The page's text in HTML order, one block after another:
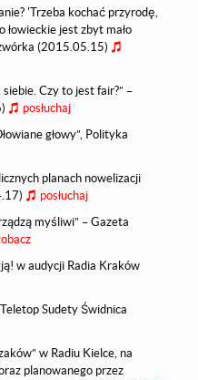
'Trzeba kochać przyrodę,
łowieckie jest zbyt mało
(2015.05.15)
Czy to jest fair?” –
posłuchaj
głowy”, Polityka
planach nowelizacji
posłuchaj
myśliwi” – Gazeta
w audycji Radia Kraków
Sudety Świdnica
w Radiu Kielce, na
planowanego przez